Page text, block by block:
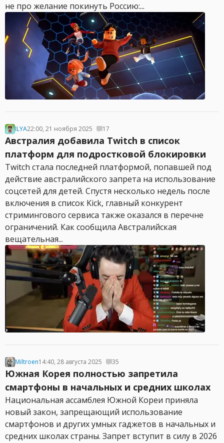
не про желание покинуть Россию:...
ILYA22:00, 21 ноября 2025 17
Австралия добавила Twitch в список
платформ для подростковой блокировки
Twitch стала последней платформой, попавшей под
действие австралийского запрета на использование
соцсетей для детей. Спустя несколько недель после
включения в список Kick, главный конкурент
стримингового сервиса также оказался в перечне
ограничений. Как сообщила Австралийская
вещательная...
Miltroen14:40, 28 августа 2025 35
Южная Корея полностью запретила
смартфоны в начальных и средних школах
Национальная ассамблея Южной Кореи приняла
новый закон, запрещающий использование
смартфонов и других умных гаджетов в начальных и
средних школах страны. Запрет вступит в силу в 2026